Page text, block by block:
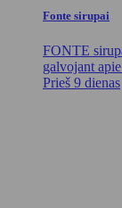
Fonte sirupai
FONTE
galvojant
Prieš 9 dienas